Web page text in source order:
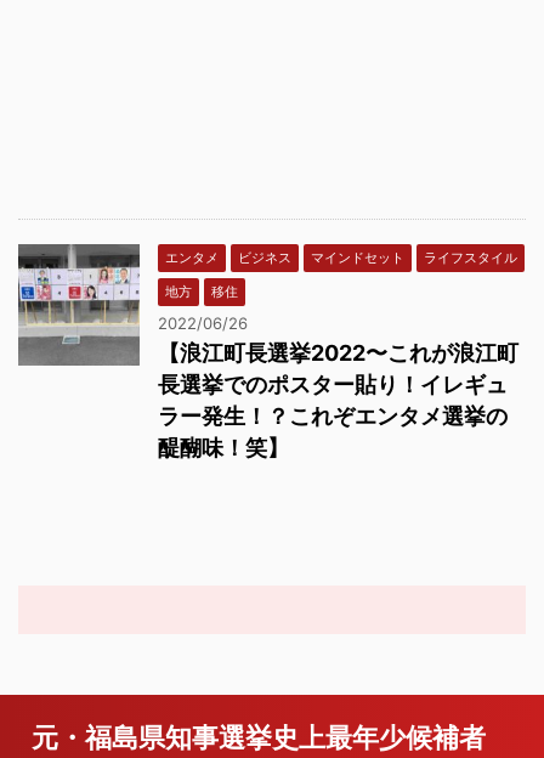
エンタメ ビジネス マインドセット
ライフスタイル
地方
移住
2022/06/26
【浪江町長選挙2022〜これが浪江町
長選挙でのポスター貼り！イレギュ
ラー発生！？これぞエンタメ選挙の
醍醐味！笑】
元・福島県知事選挙史上最年少候補者